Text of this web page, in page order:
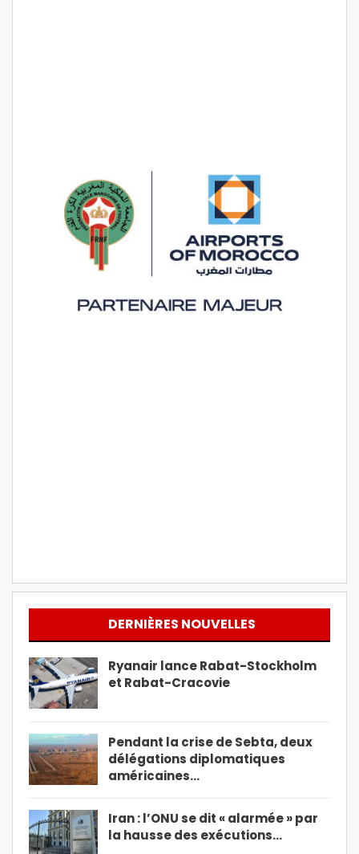
DERNIÈRES NOUVELLES
Ryanair lance Rabat-Stockholm
et Rabat-Cracovie
Pendant la crise de Sebta, deux
délégations diplomatiques
américaines…
Iran : l’ONU se dit « alarmée » par
la hausse des exécutions…